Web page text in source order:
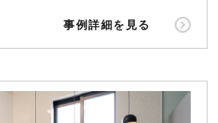
事例詳細を見る